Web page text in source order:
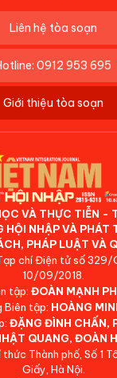
Liên hệ tòa soạn
0912 953 695
Giới thiệu tòa soạn
VÀ THỰC TIỄN -
HỘI NHẬP VÀ PHÁT
PHÁP LUẬT VÀ
chí Điện tử số
10/09/2018.
tập: ĐOÀN MẠNH
Biên tập: HOÀNG
ĐẶNG ĐÌNH CHẤN,
QUANG, ĐOÀN
Thành phố, Số 1
Giấy, Hà Nội.